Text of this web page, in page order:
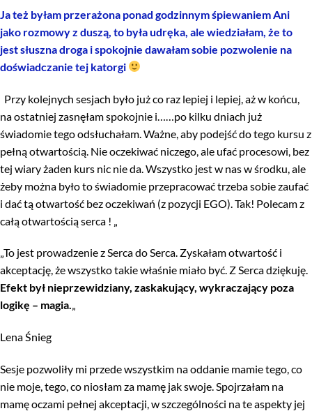
Ja też byłam przerażona ponad godzinnym śpiewaniem Ani
jako rozmowy z duszą, to była udręka, ale wiedziałam, że to
jest słuszna droga i spokojnie dawałam sobie pozwolenie na
doświadczanie tej katorgi
Przy kolejnych sesjach było już co raz lepiej i lepiej, aż w końcu,
na ostatniej zasnęłam spokojnie i……po kilku dniach już
świadomie tego odsłuchałam. Ważne, aby podejść do tego kursu z
pełną otwartością. Nie oczekiwać niczego, ale ufać procesowi, bez
tej wiary żaden kurs nic nie da. Wszystko jest w nas w środku, ale
żeby można było to świadomie przepracować trzeba sobie zaufać
i dać tą otwartość bez oczekiwań (z pozycji EGO). Tak! Polecam z
całą otwartością serca ! „
„To jest prowadzenie z Serca do Serca. Zyskałam otwartość i
akceptację, że wszystko takie właśnie miało być. Z Serca dziękuję.
Efekt był nieprzewidziany, zaskakujący, wykraczający poza
logikę – magia.„
Lena Śnieg
Sesje pozwoliły mi przede wszystkim na oddanie mamie tego, co
nie moje, tego, co niosłam za mamę jak swoje. Spojrzałam na
mamę oczami pełnej akceptacji, w szczególności na te aspekty jej